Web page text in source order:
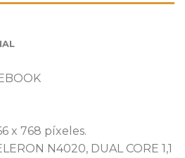
x 768 píxeles.
N4020, DUAL CORE 1,1